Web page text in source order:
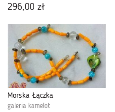
296,00 zł
Morska Łączka
galeria kamelot